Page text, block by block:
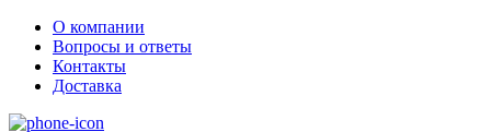
О компании
Вопросы и ответы
Контакты
Доставка